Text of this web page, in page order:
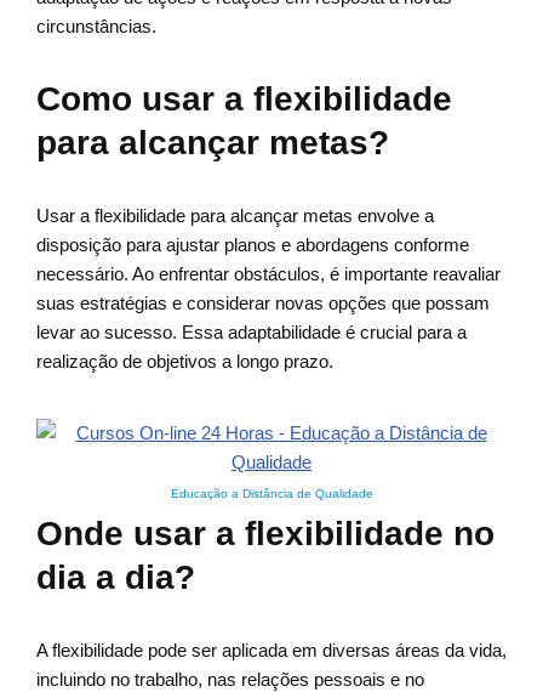
circunstâncias.
Como usar a flexibilidade
para alcançar metas?
Usar a flexibilidade para alcançar metas envolve a
disposição para ajustar planos e abordagens conforme
necessário. Ao enfrentar obstáculos, é importante reavaliar
suas estratégias e considerar novas opções que possam
levar ao sucesso. Essa adaptabilidade é crucial para a
realização de objetivos a longo prazo.
Educação a Distância de Qualidade
Onde usar a flexibilidade no
dia a dia?
A flexibilidade pode ser aplicada em diversas áreas da vida,
incluindo no trabalho, nas relações pessoais e no